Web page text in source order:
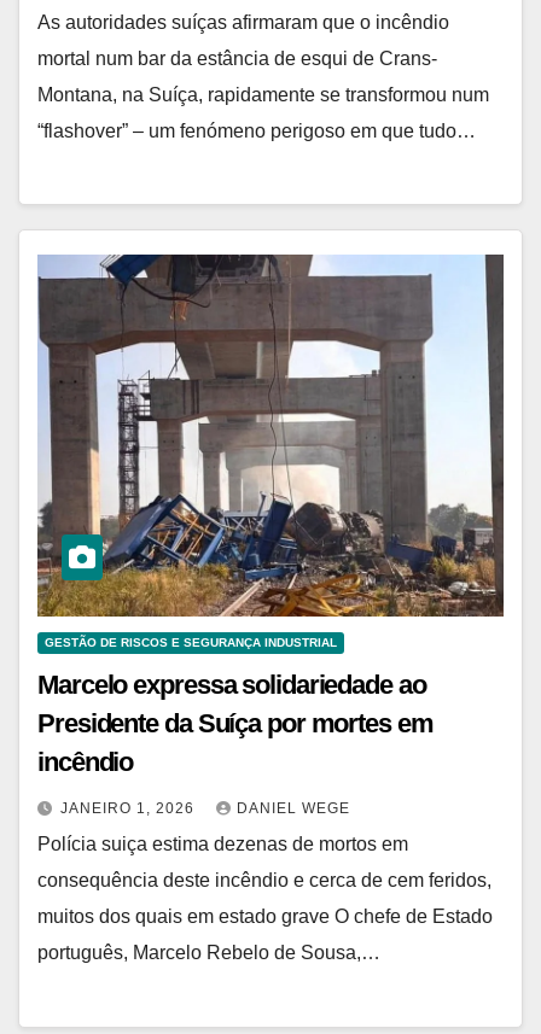
As autoridades suíças afirmaram que o incêndio
mortal num bar da estância de esqui de Crans-
Montana, na Suíça, rapidamente se transformou num
“flashover” – um fenómeno perigoso em que tudo…
GESTÃO DE RISCOS E SEGURANÇA INDUSTRIAL
Marcelo expressa solidariedade ao
Presidente da Suíça por mortes em
incêndio
JANEIRO 1, 2026 DANIEL WEGE
Polícia suiça estima dezenas de mortos em
consequência deste incêndio e cerca de cem feridos,
muitos dos quais em estado grave O chefe de Estado
português, Marcelo Rebelo de Sousa,…